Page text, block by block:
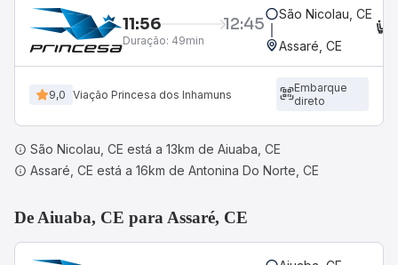
11:56 12:45
Duração: 49min
São Nicolau, CE
Assaré, CE
9,0 Viação Princesa dos Inhamuns
Embarque
direto
São Nicolau, CE está a 13km de Aiuaba, CE
Assaré, CE está a 16km de Antonina Do Norte, CE
De Aiuaba, CE para Assaré, CE